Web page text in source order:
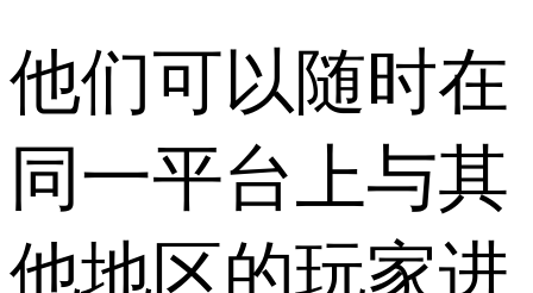
他们可以随时在
同一平台上与其
他地区的玩家进